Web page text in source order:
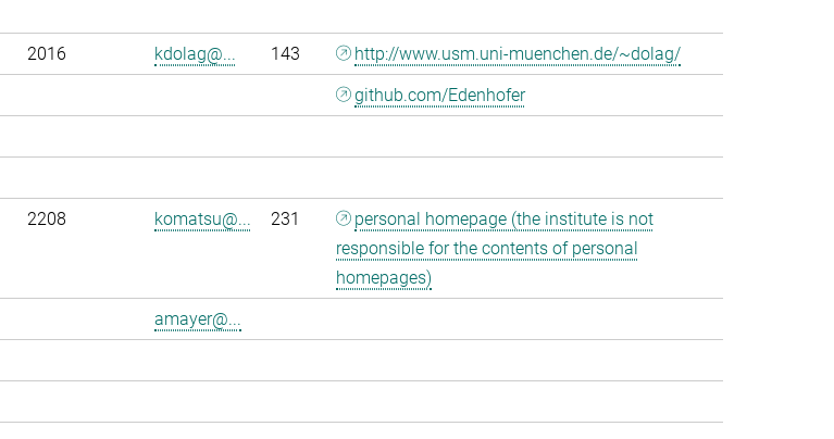
2016 kdolag@... 143
http://www.usm.uni-muenchen.de/~dolag/
github.com/Edenhofer
2208 komatsu@... 231
personal homepage (the institute is not
responsible for the contents of personal
homepages)
amayer@...